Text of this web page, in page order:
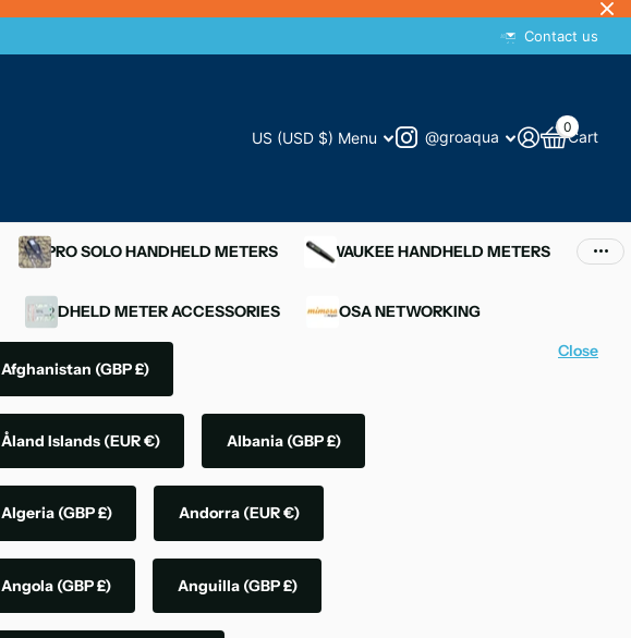
Contact us
US (USD $) Menu @groaqua Cart
0
YSI PRO SOLO HANDHELD METERS MILWAUKEE HANDHELD METERS
HANDHELD METER ACCESSORIES MIMOSA NETWORKING
Afghanistan (GBP £)
Åland Islands (EUR €) Albania (GBP £)
Algeria (GBP £) Andorra (EUR €)
Angola (GBP £) Anguilla (GBP £)
Close